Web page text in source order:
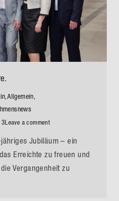
,Allgemein,
Leave a comment
Jubiläum – ein
Erreichte zu freuen und
Vergangenheit zu